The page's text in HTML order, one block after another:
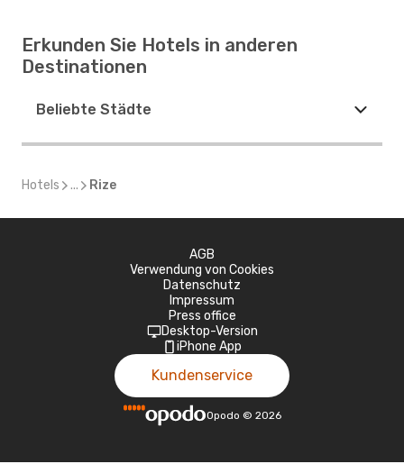
Erkunden Sie Hotels in anderen
Destinationen
Beliebte Städte
Hotels ... Rize
AGB
Verwendung von Cookies
Datenschutz
Impressum
Press office
Desktop-Version
iPhone App
Kundenservice
Opodo © 2026